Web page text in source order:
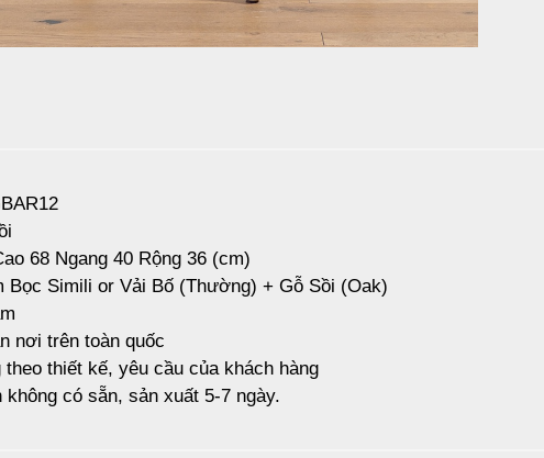
68 Ngang 40 Rộng 36 (cm)
Bọc Simili or Vải Bố (Thường) + Gỗ Sồi (Oak)
nơi trên toàn quốc
theo thiết kế, yêu cầu của khách hàng
không có sẵn, sản xuất 5-7 ngày.